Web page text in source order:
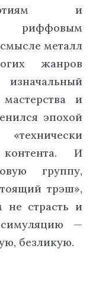
и
риффовым
металл
жанров
и
эпохой
контента. И
группу,
трэш»,
страсть и
—
безликую.